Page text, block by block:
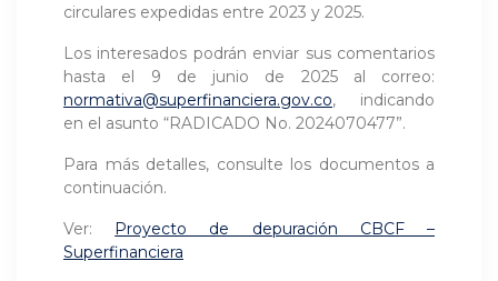
circulares expedidas entre 2023 y 2025.
Los interesados podrán enviar sus comentarios
hasta el 9 de junio de 2025 al correo:
normativa@superfinanciera.gov.co, indicando
en el asunto “RADICADO No. 2024070477”.
Para más detalles, consulte los documentos a
continuación.
Ver: Proyecto de depuración CBCF –
Superfinanciera